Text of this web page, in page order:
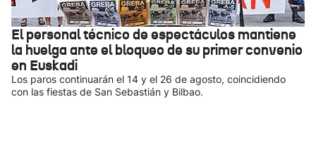
El personal técnico de espectáculos mantiene
la huelga ante el bloqueo de su primer convenio
en Euskadi
Los paros continuarán el 14 y el 26 de agosto, coincidiendo
con las fiestas de San Sebastián y Bilbao.